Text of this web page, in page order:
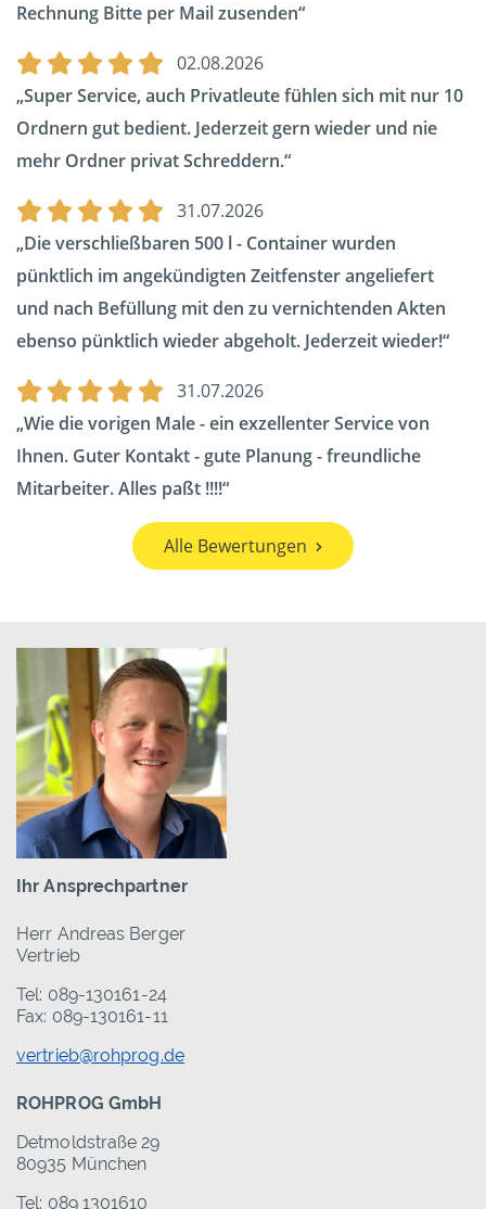
Rechnung Bitte per Mail zusenden
02.08.2026
Super Service, auch Privatleute fühlen sich mit nur 10
Ordnern gut bedient. Jederzeit gern wieder und nie
mehr Ordner privat Schreddern.
31.07.2026
Die verschließbaren 500 l - Container wurden
pünktlich im angekündigten Zeitfenster angeliefert
und nach Befüllung mit den zu vernichtenden Akten
ebenso pünktlich wieder abgeholt. Jederzeit wieder!
31.07.2026
Wie die vorigen Male - ein exzellenter Service von
Ihnen. Guter Kontakt - gute Planung - freundliche
Mitarbeiter. Alles paßt !!!!
Alle Bewertungen
Ihr Ansprechpartner
Herr Andreas Berger
Vertrieb
Tel: 089-130161-24
Fax: 089-130161-11
vertrieb@rohprog.de
ROHPROG GmbH
Detmoldstraße 29
80935 München
Tel: 089 1301610